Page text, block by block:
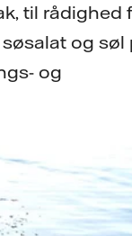
til rådighed
og søl
og